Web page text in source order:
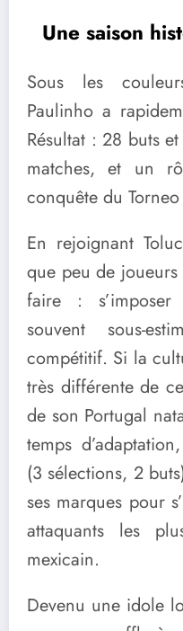
Une saison
Sous les
Paulinho a
Résultat : 28 buts
matches, et un
conquête du
En rejoignant
que peu de
faire :
souvent sous-
compétitif. Si la
très différente de
de son Portugal
temps
(3 sélections, 2
ses marques pour
attaquants les
mexicain.
Devenu une idole